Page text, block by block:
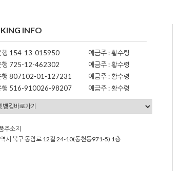
INFO
행 154-13-015950
행 725-12-462302
행 807102-01-127231
행 516-910026-98207
예금주 : 황수령
예금주 : 황수령
예금주 : 황수령
예금주 : 황수령
주소지
시 북구 동암로 12길 24-10(동천동971-5) 1층